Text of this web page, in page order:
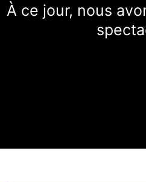
À ce jour, nous